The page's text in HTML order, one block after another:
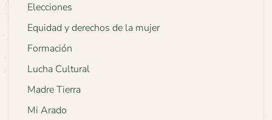
Elecciones
Equidad y derechos de la mujer
Formación
Lucha Cultural
Madre Tierra
Mi Arado